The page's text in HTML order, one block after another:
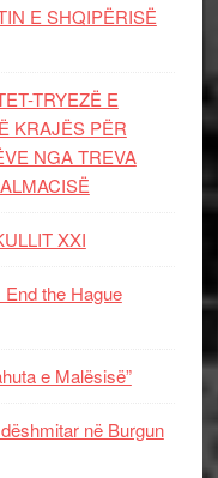
E SHQIPËRISË
TRYEZË E
KRAJËS PËR
NGA TREVA
XXI
End the Hague
e Malësisë”
në Burgun